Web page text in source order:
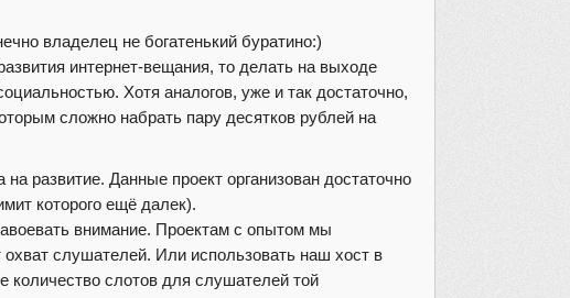
владелец не богатенький буратино:)
интернет-вещания, то делать на выходе
Хотя аналогов, уже и так достаточно,
сложно набрать пару десятков рублей на
развитие. Данные проект организован достаточно
которого ещё далек).
внимание. Проектам с опытом мы
слушателей. Или использовать наш хост в
количество слотов для слушателей той